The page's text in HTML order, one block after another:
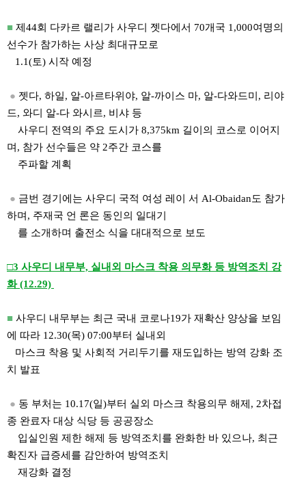
■ 제44회 다카르 랠리가 사우디 젯다에서 70개국 1,000여명의
선수가 참가하는 사상 최대규모로
1.1(토) 시작 예정
● 젯다, 하일, 알-아르타위야, 알-까이스 마, 알-다와드미, 리야
드, 와디 알-다 와시르, 비샤 등
사우디 전역의 주요 도시가 8,375km 길이의 코스로 이어지
며, 참가 선수들은 약 2주간 코스를
주파할 계획
● 금번 경기에는 사우디 국적 여성 레이 서 Al-Obaidan도 참가
하며, 주재국 언 론은 동인의 일대기
를 소개하며 출전소 식을 대대적으로 보도
□3 사우디 내무부, 실내외 마스크 착용 의무화 등 방역조치 강
화 (12.29)
■ 사우디 내무부는 최근 국내 코로나19가 재확산 양상을 보임
에 따라 12.30(목) 07:00부터 실내외
마스크 착용 및 사회적 거리두기를 재도입하는 방역 강화 조
치 발표
● 동 부처는 10.17(일)부터 실외 마스크 착용의무 해제, 2차접
종 완료자 대상 식당 등 공공장소
입실인원 제한 해제 등 방역조치를 완화한 바 있으나, 최근
확진자 급증세를 감안하여 방역조치
재강화 결정